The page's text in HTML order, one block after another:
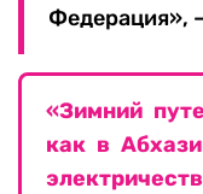
Федерация»,
«Зимний
как в